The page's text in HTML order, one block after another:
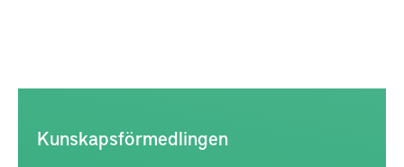
Kunskapsförmedlingen